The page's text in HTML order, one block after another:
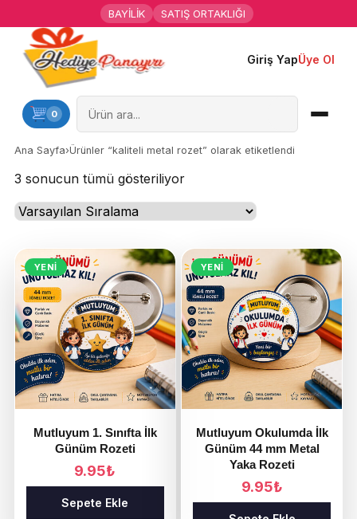
BAYİLİK SATIŞ ORTAKLIĞI
Giriş YapÜye Ol
0
Ana Sayfa
Kişiye Özel Hediyeler
Hediyen Kime
Mesleklere Özel Hediyeler
Öğrenci Motivasyon Hediyeleri
Yaka Rozeti
Farklı Hediyeler
Ana Sayfa›Ürünler “kaliteli metal rozet” olarak etiketlendi
3 sonucun tümü gösteriliyor
YENI
Mutluyum 1. Sınıfta İlk
Günüm Rozeti
9.95₺
Sepete Ekle
YENI
Mutluyum Okulumda İlk
Günüm 44 mm Metal
Yaka Rozeti
9.95₺